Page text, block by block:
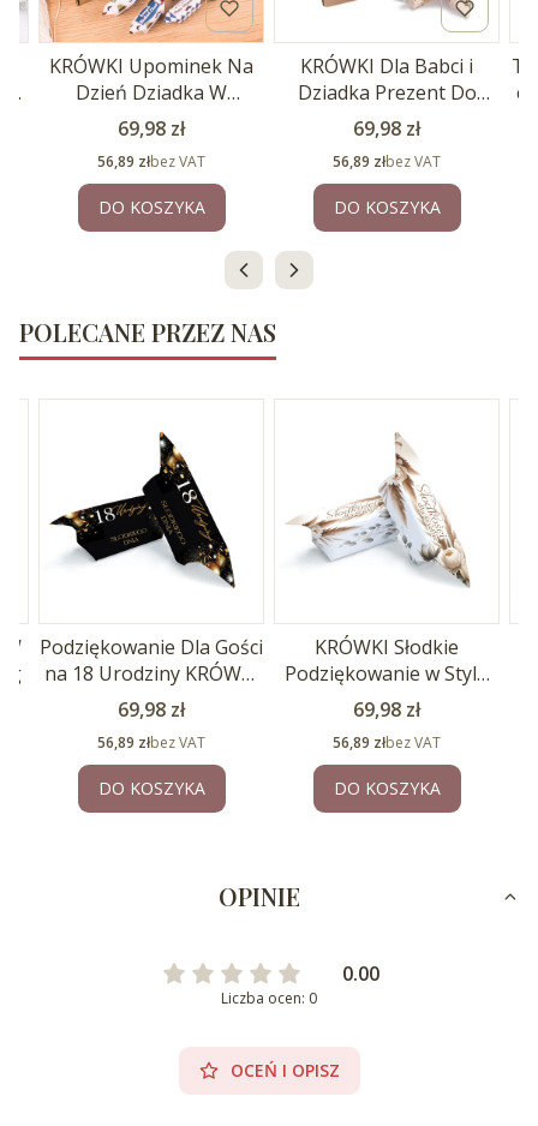
KRÓWKI Upominek Na
Dzień Dziadka W
Pudełku MIX Wzorów
1kg
Cena
69,98 zł
Cena
56,89 złbez VAT
DO KOSZYKA
KRÓWKI Dla Babci i
Dziadka Prezent Do
Przedszkola 1kg
Cena
69,98 zł
Cena
56,89 złbez VAT
DO KOSZYKA
POLECANE PRZEZ NAS
Podziękowanie Dla Gości
na 18 Urodziny KRÓWKI
1kg
Cena
69,98 zł
Cena
56,89 złbez VAT
DO KOSZYKA
KRÓWKI Słodkie
Podziękowanie w Stylu
BOHO 1kg
Cena
69,98 zł
Cena
56,89 złbez VAT
DO KOSZYKA
OPINIE
0.00
Liczba ocen: 0
OCEŃ I OPISZ